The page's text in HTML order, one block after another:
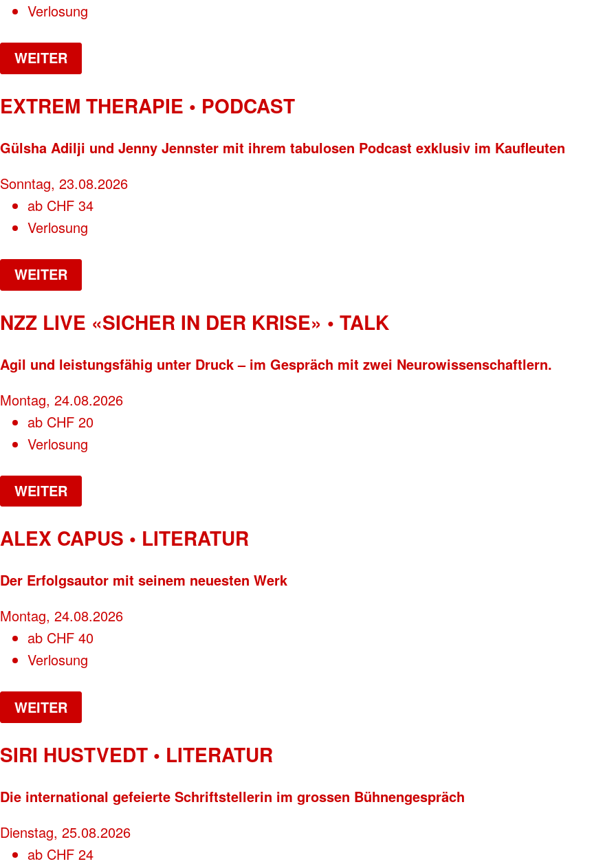
Verlosung
WEITER
EXTREM THERAPIE • PODCAST
Gülsha Adilji und Jenny Jennster mit ihrem tabulosen Podcast exklusiv im Kaufleuten
Sonntag, 23.08.2026
ab CHF 34
Verlosung
WEITER
NZZ LIVE «SICHER IN DER KRISE» • TALK
Agil und leistungsfähig unter Druck – im Gespräch mit zwei Neurowissenschaftlern.
Montag, 24.08.2026
ab CHF 20
Verlosung
WEITER
ALEX CAPUS • LITERATUR
Der Erfolgsautor mit seinem neuesten Werk
Montag, 24.08.2026
ab CHF 40
Verlosung
WEITER
SIRI HUSTVEDT • LITERATUR
Die international gefeierte Schriftstellerin im grossen Bühnengespräch
Dienstag, 25.08.2026
ab CHF 24